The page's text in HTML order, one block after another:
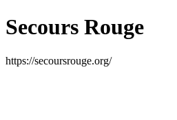
Secours Rouge
https://secoursrouge.org/